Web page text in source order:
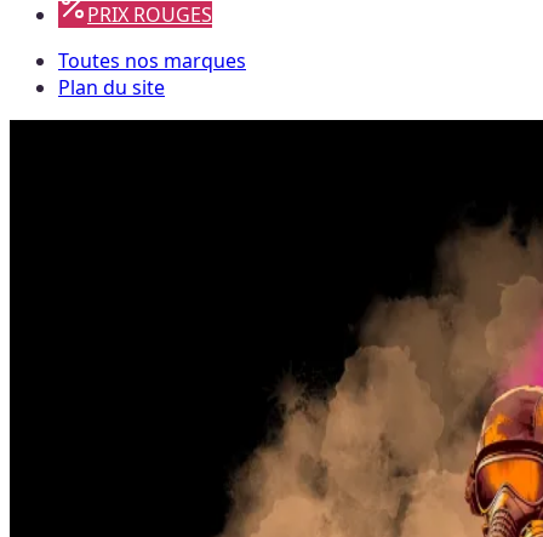
PRIX ROUGES
Toutes nos marques
Plan du site